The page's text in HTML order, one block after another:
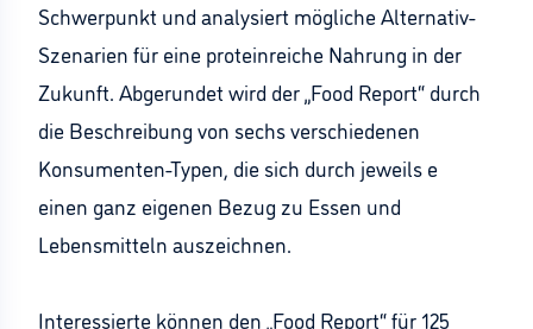
Schwerpunkt und analysiert mögliche Alternativ-
Szenarien für eine proteinreiche Nahrung in der
Zukunft. Abgerundet wird der „Food Report“ durch
die Beschreibung von sechs verschiedenen
Konsumenten-Typen, die sich durch jeweils e
einen ganz eigenen Bezug zu Essen und
Lebensmitteln auszeichnen.
Interessierte können den „Food Report“ für 125